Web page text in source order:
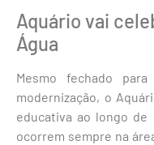
Aquário vai
Água
Mesmo fechado
modernização, o
educativa ao longo de
ocorrem sempre na